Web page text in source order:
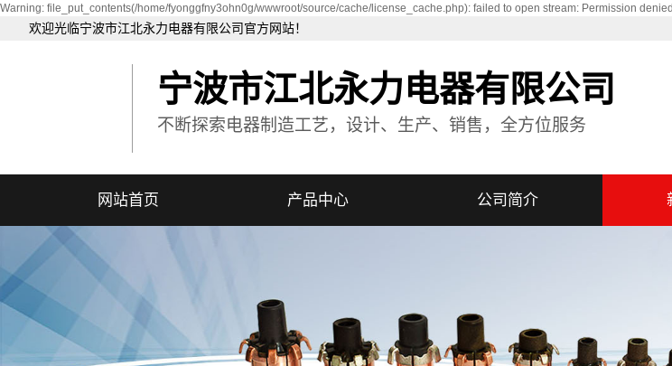
Warning: file_put_contents(/home/fyonggfny3ohn0g/wwwroot/source/cache/license_cache.php): failed to open stream: Permission
欢迎光临宁波市江北永力电器有限公司官方网站！
宁波市江北永力电器有限公司
不断探索电器制造工艺，设计、生产、销售，全方位服务
网站首页 产品中心
汽车摇窗机电机换向器
微型电机换向器
公司简介